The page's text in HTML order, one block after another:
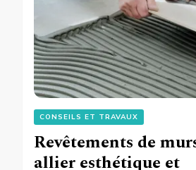
CONSEILS ET TRAVAUX
Revêtements de
allier esthétique et